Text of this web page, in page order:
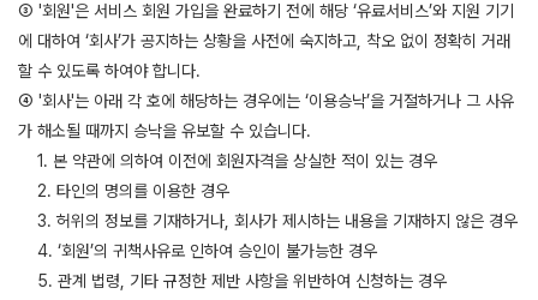
③ '회원'은 서비스 회원 가입을 완료하기 전에 해당 ‘유료서비스’와 지원 기기
에 대하여 ‘회사’가 공지하는 상황을 사전에 숙지하고, 착오 없이 정확히 거래
할 수 있도록 하여야 합니다.
④ '회사'는 아래 각 호에 해당하는 경우에는 ‘이용승낙’을 거절하거나 그 사유
가 해소될 때까지 승낙을 유보할 수 있습니다.
1. 본 약관에 의하여 이전에 회원자격을 상실한 적이 있는 경우
2. 타인의 명의를 이용한 경우
3. 허위의 정보를 기재하거나, 회사가 제시하는 내용을 기재하지 않은 경우
4. ‘회원’의 귀책사유로 인하여 승인이 불가능한 경우
5. 관계 법령, 기타 규정한 제반 사항을 위반하여 신청하는 경우